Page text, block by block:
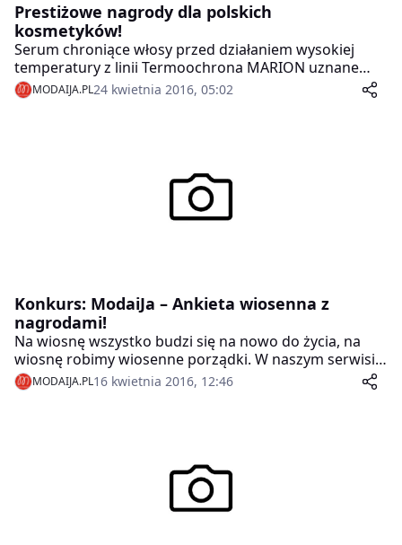
Prestiżowe nagrody dla polskich
kosmetyków!
Serum chroniące włosy przed działaniem wysokiej
temperatury z linii Termoochrona MARION uznane
Kosmetykiem Wszech Czasów. Nagroda jest
przyznawana przez użytkowniczki portalu
MODAIJA.PL24 kwietnia 2016, 05:02
Konkurs: ModaiJa – Ankieta wiosenna z
nagrodami!
Na wiosnę wszystko budzi się na nowo do życia, na
wiosnę robimy wiosenne porządki. W naszym serwisie
też chcemy zrobić porządki tak, by jeszcze lepiej Wam
służył!
MODAIJA.PL16 kwietnia 2016, 12:46